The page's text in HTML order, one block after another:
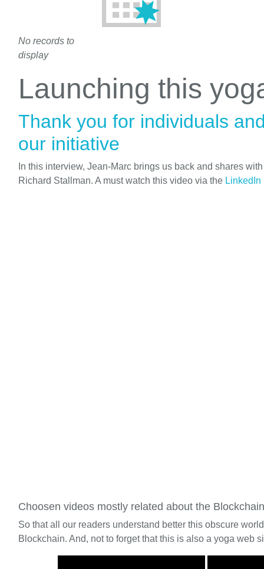
No records to
display
Launching this
Thank you for individuals
our initiative
In this interview, Jean-Marc brings us back and shares
Richard Stallman. A must watch this video via the LinkedIn
Choosen videos mostly related about the Blockchain
So that all our readers understand better this obscure
Blockchain. And, not to forget that this is also a yoga web